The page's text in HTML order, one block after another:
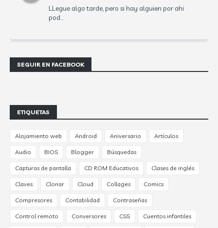
LLegue algo tarde, pero si hay alguien por ahi
pod...
SEGUIR EN FACEBOOK
ETIQUETAS
Alojamiento web Android Aniversario Artículos
Audio BIOS Blogger Búsquedas
Capturas de pantalla CD ROM Educativos Clases de inglés
Claves Clonar Cloud Collages Comics
Compresores Contabilidad Contraseñas
Control remoto Conversores CSS Cuentos infantiles